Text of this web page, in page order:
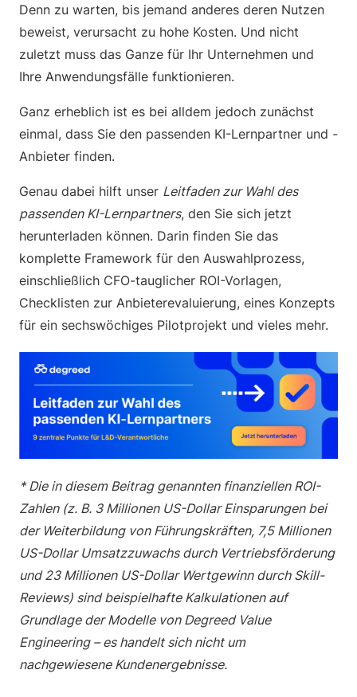
Denn zu warten, bis jemand anderes deren Nutzen
beweist, verursacht zu hohe Kosten. Und nicht
zuletzt muss das Ganze für Ihr Unternehmen und
Ihre Anwendungsfälle funktionieren.
Ganz erheblich ist es bei alldem jedoch zunächst
einmal, dass Sie den passenden KI-Lernpartner und -
Anbieter finden.
Genau dabei hilft unser Leitfaden zur Wahl des
passenden KI-Lernpartners, den Sie sich jetzt
herunterladen können. Darin finden Sie das
komplette Framework für den Auswahlprozess,
einschließlich CFO-tauglicher ROI-Vorlagen,
Checklisten zur Anbieterevaluierung, eines Konzepts
für ein sechswöchiges Pilotprojekt und vieles mehr.
* Die in diesem Beitrag genannten finanziellen ROI-
Zahlen (z. B. 3 Millionen US-Dollar Einsparungen bei
der Weiterbildung von Führungskräften, 7,5 Millionen
US-Dollar Umsatzzuwachs durch Vertriebsförderung
und 23 Millionen US-Dollar Wertgewinn durch Skill-
Reviews) sind beispielhafte Kalkulationen auf
Grundlage der Modelle von Degreed Value
Engineering – es handelt sich nicht um
nachgewiesene Kundenergebnisse.